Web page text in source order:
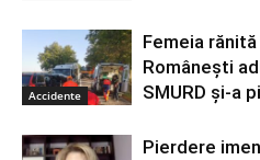
Accidente
Femeia
Românești
SMURD și-a
Pierdere